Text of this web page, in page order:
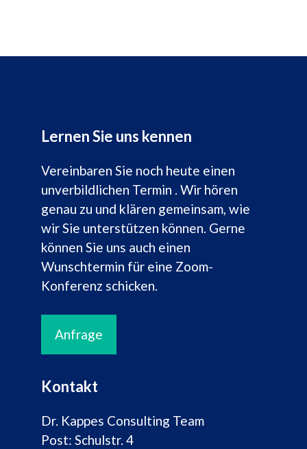
Lernen Sie uns kennen
Vereinbaren Sie noch heute einen
unverbildlichen Termin . Wir hören
genau zu und klären gemeinsam, wie
wir Sie unterstützen können. Gerne
können Sie uns auch einen
Wunschtermin für eine Zoom-
Konferenz schicken.
Anfrage
Kontakt
Dr. Kappes Consulting Team
Post: Schulstr. 4